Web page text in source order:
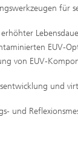
für
EUV-
von EUV-
und
und